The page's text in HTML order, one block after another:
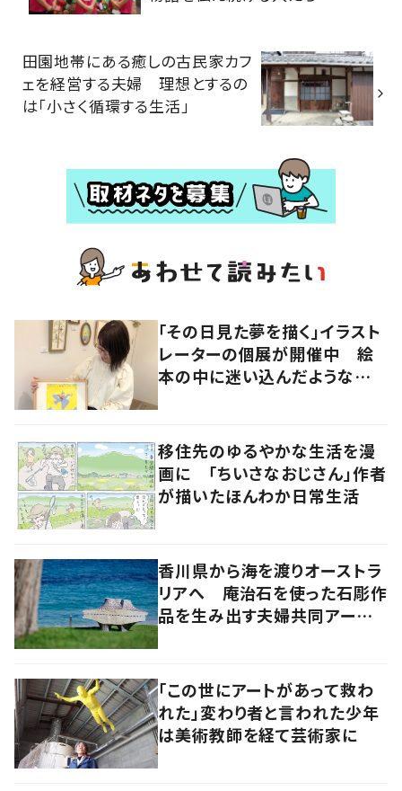
田園地帯にある癒しの古民家カフ
ェを経営する夫婦 理想とするの
は「小さく循環する生活」
「その日見た夢を描く」イラスト
レーターの個展が開催中 絵
本の中に迷い込んだような想
移住先のゆるやかな生活を漫
画に 「ちいさなおじさん」作者
が描いたほんわか日常生活
香川県から海を渡りオーストラ
リアへ 庵治石を使った石彫作
品を生み出す夫婦共同アーティ
「この世にアートがあって救わ
れた」変わり者と言われた少年
は美術教師を経て芸術家に